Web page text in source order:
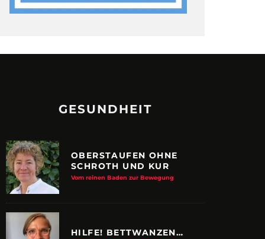
GESUNDHEIT
OBERSTAUFEN OHNE
SCHROTH UND KUR
Vom reinen Baden zur Bewegung
HILFE! BETTWANZEN…